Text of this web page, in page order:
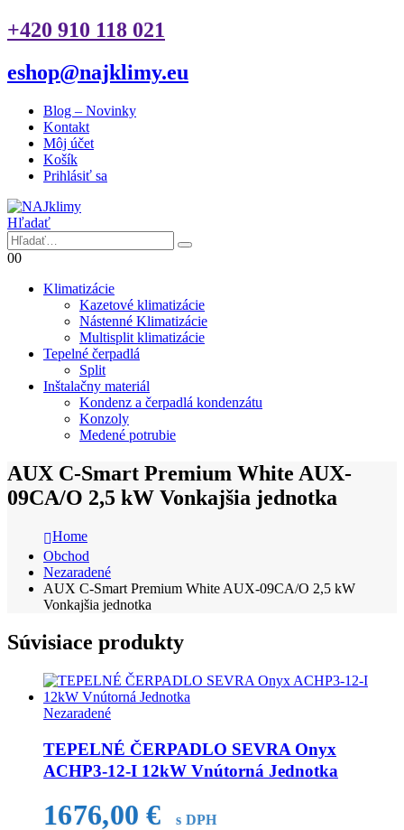
+420 910 118 021
eshop@najklimy.eu
Blog – Novinky
Kontakt
Môj účet
Košík
Prihlásiť sa
Hľadať
00
Klimatizácie
Kazetové klimatizácie
Nástenné Klimatizácie
Multisplit klimatizácie
Tepelné čerpadlá
Split
Inštalačny materiál
Kondenz a čerpadlá kondenzátu
Konzoly
Medené potrubie
AUX C-Smart Premium White AUX-
09CA/O 2,5 kW Vonkajšia jednotka
Home
Obchod
Nezaradené
AUX C-Smart Premium White AUX-09CA/O 2,5 kW
Vonkajšia jednotka
Súvisiace produkty
Nezaradené
TEPELNÉ ČERPADLO SEVRA Onyx
ACHP3-12-I 12kW Vnútorná Jednotka
1676,00€ s DPH